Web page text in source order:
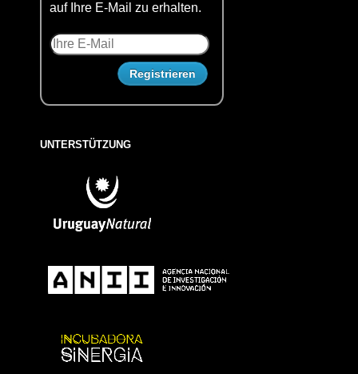
auf Ihre E-Mail zu erhalten.
UNTERSTÜTZUNG